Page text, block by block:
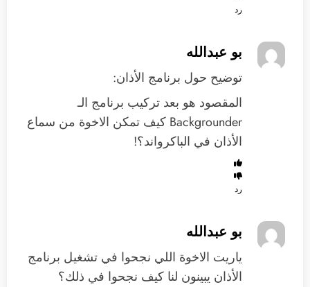
رد
بو عبدالله
توضيح حول برنامج الأذان:
المقصود هو بعد تركيب برنامج الـ
Backgrounder كيف تمكن الاخوة من سماع
الأذان في الباكرواند؟!
رد
بو عبدالله
ياريت الاخوة اللي نجحوا في تشغيل برنامج
الأذان يبينون لنا كيف نجحوا في ذلك؟